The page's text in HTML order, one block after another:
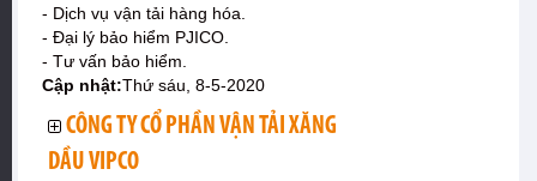
- Dịch vụ vận tải hàng hóa.
- Đại lý bảo hiểm PJICO.
- Tư vấn bảo hiểm.
Cập nhật:Thứ sáu, 8-5-2020
CÔNG TY CỔ PHẦN VẬN TẢI XĂNG
DẦU VIPCO